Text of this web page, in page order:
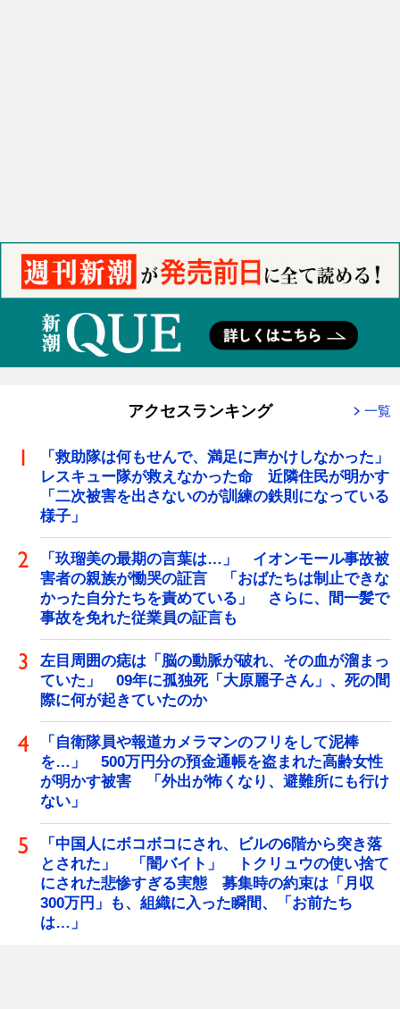
アクセスランキング 一覧
「救助隊は何もせんで、満足に声かけしなかった」
レスキュー隊が救えなかった命 近隣住民が明かす
「二次被害を出さないのが訓練の鉄則になっている
様子」
「玖瑠美の最期の言葉は…」 イオンモール事故被
害者の親族が慟哭の証言 「おばたちは制止できな
かった自分たちを責めている」 さらに、間一髪で
事故を免れた従業員の証言も
左目周囲の痣は「脳の動脈が破れ、その血が溜まっ
ていた」 09年に孤独死「大原麗子さん」、死の間
際に何が起きていたのか
「自衛隊員や報道カメラマンのフリをして泥棒
を…」 500万円分の預金通帳を盗まれた高齢女性
が明かす被害 「外出が怖くなり、避難所にも行け
ない」
「中国人にボコボコにされ、ビルの6階から突き落
とされた」 「闇バイト」 トクリュウの使い捨て
にされた悲惨すぎる実態 募集時の約束は「月収
300万円」も、組織に入った瞬間、「お前たち
は…」